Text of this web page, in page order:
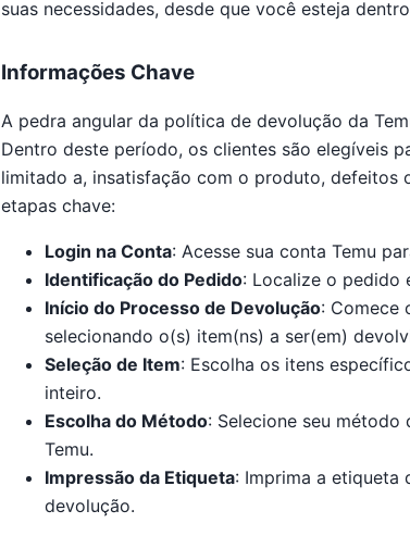
suas necessidades, desde que você esteja
Informações Chave
A pedra angular da política de devolução da
Dentro deste período, os clientes são elegíveis
limitado a, insatisfação com o produto, defeitos
etapas chave:
Login na Conta: Acesse sua conta Temu
Identificação do Pedido: Localize o pedido
Início do Processo de Devolução: Comece
selecionando o(s) item(ns) a ser(em)
Seleção de Item: Escolha os itens
inteiro.
Escolha do Método: Selecione seu
Temu.
Impressão da Etiqueta: Imprima a etiqueta
devolução.